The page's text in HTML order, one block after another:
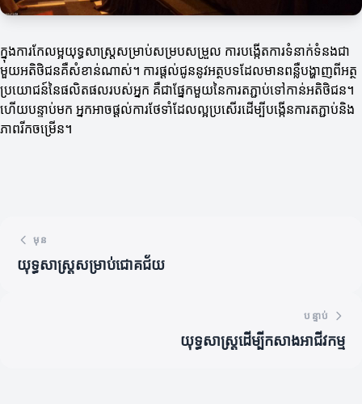
ក្នុងការកែលម្អយុទ្ធសាស្ត្រសម្រាប់សម្របសម្រួល ការបង្កើតការទំនាក់ទំនងជា
មួយអតិថិជនគឺសំខាន់ណាស់។ ការផ្តល់ជូននូវអត្ថបទដែលមានពន្លឺបង្ហាញពីអត្ថ
ប្រយោជន៍នៃផលិតផលរបស់អ្នក គឺជាផ្នែកមួយនៃការតភ្ជាប់ទៅកាន់អតិថិជន។
ហើយបន្ទាប់មក អ្នកអាចផ្តល់ការថែទាំដែលល្អប្រសើរដើម្បីបង្កើនការតភ្ជាប់និង
ភាពរីកចម្រើន។
មុន
យុទ្ធសាស្ត្រ​សម្រាប់​ជោគជ័យ
បន្ទាប់
យុទ្ធសាស្ត្រ​ដើម្បី​កសាង​អាជីវកម្ម